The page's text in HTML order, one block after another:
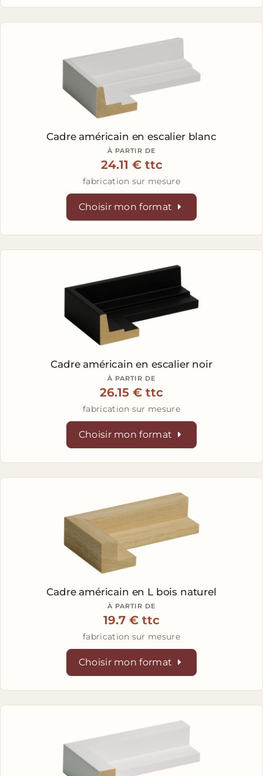
Cadre américain en escalier blanc
À PARTIR DE
24.11 € ttc
fabrication sur mesure
Choisir mon format
Cadre américain en escalier noir
À PARTIR DE
26.15 € ttc
fabrication sur mesure
Choisir mon format
Cadre américain en L bois naturel
À PARTIR DE
19.7 € ttc
fabrication sur mesure
Choisir mon format